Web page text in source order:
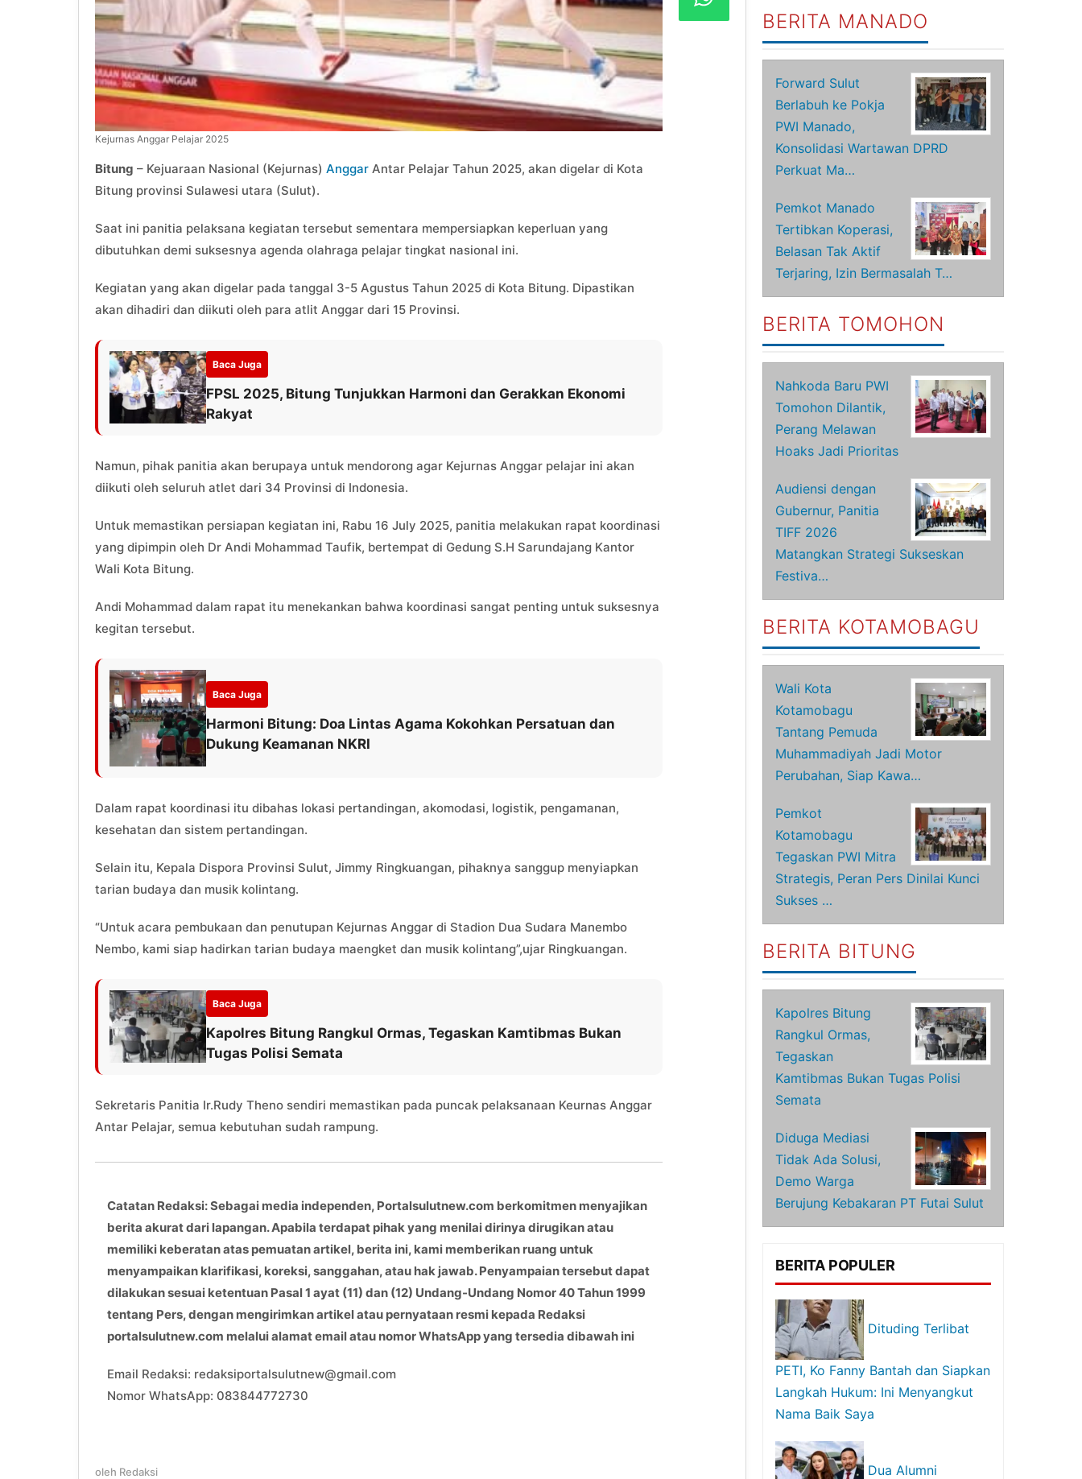
Kejurnas Anggar Pelajar 2025
Bitung – Kejuaraan Nasional (Kejurnas) Anggar Antar Pelajar Tahun 2025, akan digelar di Kota
Bitung provinsi Sulawesi utara (Sulut).
Saat ini panitia pelaksana kegiatan tersebut sementara mempersiapkan keperluan yang
dibutuhkan demi suksesnya agenda olahraga pelajar tingkat nasional ini.
Kegiatan yang akan digelar pada tanggal 3-5 Agustus Tahun 2025 di Kota Bitung. Dipastikan
akan dihadiri dan diikuti oleh para atlit Anggar dari 15 Provinsi.
Baca Juga
FPSL 2025, Bitung Tunjukkan Harmoni dan Gerakkan Ekonomi
Rakyat
Namun, pihak panitia akan berupaya untuk mendorong agar Kejurnas Anggar pelajar ini akan
diikuti oleh seluruh atlet dari 34 Provinsi di Indonesia.
Untuk memastikan persiapan kegiatan ini, Rabu 16 July 2025, panitia melakukan rapat koordinasi
yang dipimpin oleh Dr Andi Mohammad Taufik, bertempat di Gedung S.H Sarundajang Kantor
Wali Kota Bitung.
Andi Mohammad dalam rapat itu menekankan bahwa koordinasi sangat penting untuk suksesnya
kegitan tersebut.
Baca Juga
Harmoni Bitung: Doa Lintas Agama Kokohkan Persatuan dan
Dukung Keamanan NKRI
Dalam rapat koordinasi itu dibahas lokasi pertandingan, akomodasi, logistik, pengamanan,
kesehatan dan sistem pertandingan.
Selain itu, Kepala Dispora Provinsi Sulut, Jimmy Ringkuangan, pihaknya sanggup menyiapkan
tarian budaya dan musik kolintang.
“Untuk acara pembukaan dan penutupan Kejurnas Anggar di Stadion Dua Sudara Manembo
Nembo, kami siap hadirkan tarian budaya maengket dan musik kolintang”,ujar Ringkuangan.
Baca Juga
Kapolres Bitung Rangkul Ormas, Tegaskan Kamtibmas Bukan
Tugas Polisi Semata
Sekretaris Panitia Ir.Rudy Theno sendiri memastikan pada puncak pelaksanaan Keurnas Anggar
Antar Pelajar, semua kebutuhan sudah rampung.
Catatan Redaksi: Sebagai media independen, Portalsulutnew.com berkomitmen menyajikan
berita akurat dari lapangan. Apabila terdapat pihak yang menilai dirinya dirugikan atau
memiliki keberatan atas pemuatan artikel, berita ini, kami memberikan ruang untuk
menyampaikan klarifikasi, koreksi, sanggahan, atau hak jawab. Penyampaian tersebut dapat
dilakukan sesuai ketentuan Pasal 1 ayat (11) dan (12) Undang-Undang Nomor 40 Tahun 1999
tentang Pers, dengan mengirimkan artikel atau pernyataan resmi kepada Redaksi
portalsulutnew.com melalui alamat email atau nomor WhatsApp yang tersedia dibawah ini
Email Redaksi: redaksiportalsulutnew@gmail.com
Nomor WhatsApp: 083844772730
oleh Redaksi
BERITA MANADO
Forward Sulut
Berlabuh ke Pokja
PWI Manado,
Konsolidasi Wartawan DPRD
Perkuat Ma…
Pemkot Manado
Tertibkan Koperasi,
Belasan Tak Aktif
Terjaring, Izin Bermasalah T…
BERITA TOMOHON
Nahkoda Baru PWI
Tomohon Dilantik,
Perang Melawan
Hoaks Jadi Prioritas
Audiensi dengan
Gubernur, Panitia
TIFF 2026
Matangkan Strategi Sukseskan
Festiva…
BERITA KOTAMOBAGU
Wali Kota
Kotamobagu
Tantang Pemuda
Muhammadiyah Jadi Motor
Perubahan, Siap Kawa…
Pemkot
Kotamobagu
Tegaskan PWI Mitra
Strategis, Peran Pers Dinilai Kunci
Sukses …
BERITA BITUNG
Kapolres Bitung
Rangkul Ormas,
Tegaskan
Kamtibmas Bukan Tugas Polisi
Semata
Diduga Mediasi
Tidak Ada Solusi,
Demo Warga
Berujung Kebakaran PT Futai Sulut
BERITA POPULER
Dituding Terlibat
PETI, Ko Fanny Bantah dan Siapkan
Langkah Hukum: Ini Menyangkut
Nama Baik Saya
Dua Alumni